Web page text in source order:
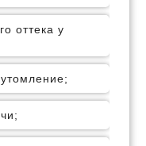
оттека у